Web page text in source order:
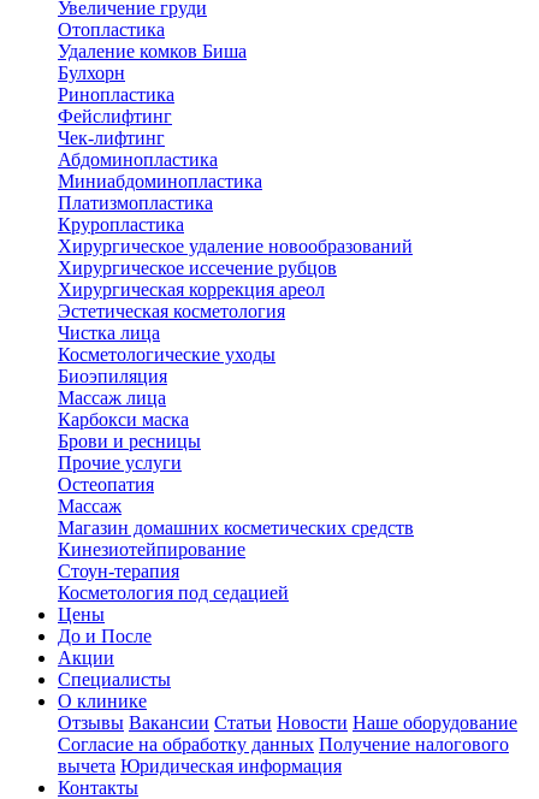
Увеличение груди
Отопластика
Удаление комков Биша
Булхорн
Ринопластика
Фейслифтинг
Чек-лифтинг
Абдоминопластика
Миниабдоминопластика
Платизмопластика
Круропластика
Хирургическое удаление новообразований
Хирургическое иссечение рубцов
Хирургическая коррекция ареол
Эстетическая косметология
Чистка лица
Косметологические уходы
Биоэпиляция
Массаж лица
Карбокси маска
Брови и ресницы
Прочие услуги
Остеопатия
Массаж
Магазин домашних косметических средств
Кинезиотейпирование
Стоун-терапия
Косметология под седацией
Цены
До и После
Акции
Специалисты
О клинике
Отзывы Вакансии Статьи Новости Наше оборудование
Согласие на обработку данных Получение налогового
вычета Юридическая информация
Контакты